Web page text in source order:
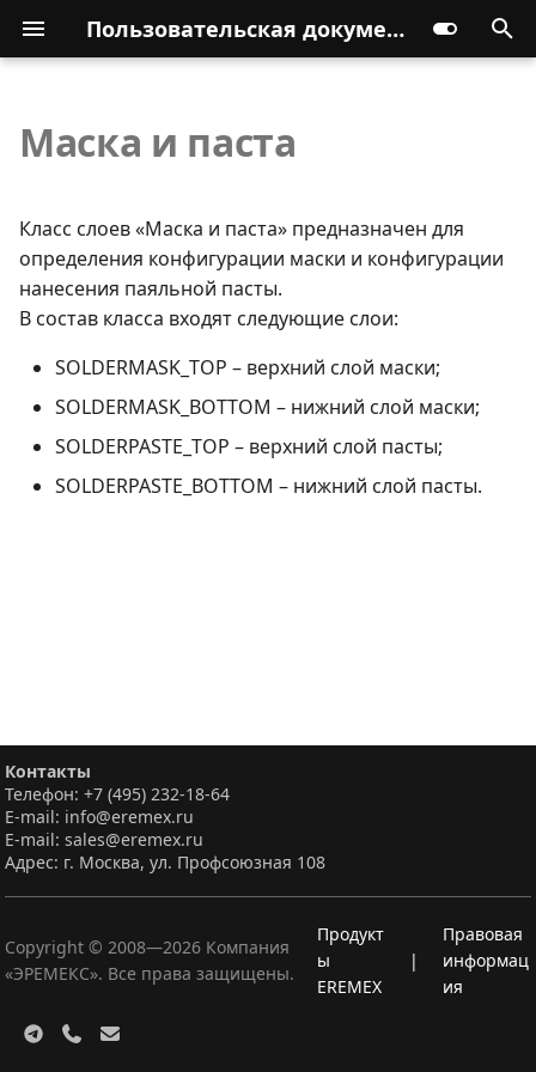
Пользовательская документация
Маска и паста
Класс слоев «Маска и паста» предназначен для
определения конфигурации маски и конфигурации
нанесения паяльной пасты.
В состав класса входят следующие слои:
SOLDERMASK_TOP – верхний слой маски;
SOLDERMASK_BOTTOM – нижний слой маски;
SOLDERPASTE_TOP – верхний слой пасты;
SOLDERPASTE_BOTTOM – нижний слой пасты.
Контакты
Телефон: +7 (495) 232-18-64
E-mail: info@eremex.ru
E-mail: sales@eremex.ru
Адрес: г. Москва, ул. Профсоюзная 108
Copyright © 2008—2026 Компания
«ЭРЕМЕКС». Все права защищены.
Продукт
ы
EREMEX
|
Правовая
информац
ия